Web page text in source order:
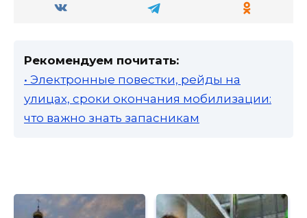
Рекомендуем почитать:
• Электронные повестки, рейды на
улицах, сроки окончания мобилизации:
что важно знать запасникам